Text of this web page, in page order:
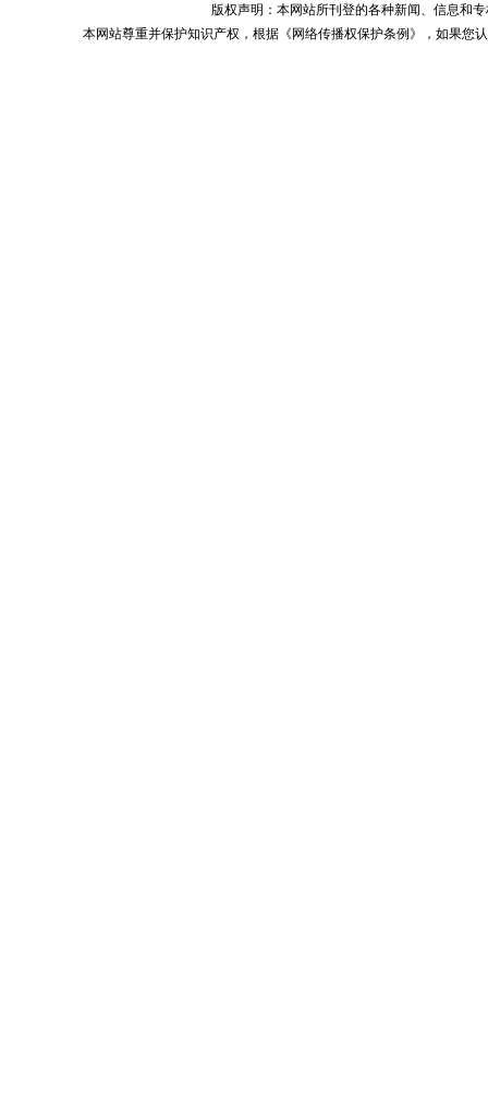
版权声明：本网站所刊登的各种新闻、信息和
本网站尊重并保护知识产权，根据《网络传播权保护条例》，如果您